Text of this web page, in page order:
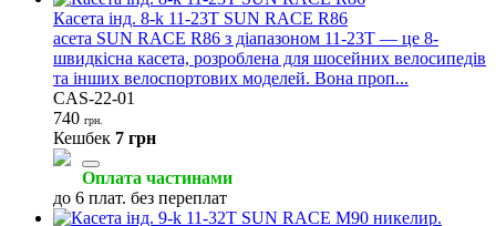
Касета інд. 8-k 11-23T SUN RACE R86
асета SUN RACE R86 з діапазоном 11-23T — це 8-
швидкісна касета, розроблена для шосейних велосипедів
та інших велоспортових моделей. Вона проп...
CAS-22-01
740 грн.
Кешбек 7 грн
Оплата частинами
до 6 плат. без переплат